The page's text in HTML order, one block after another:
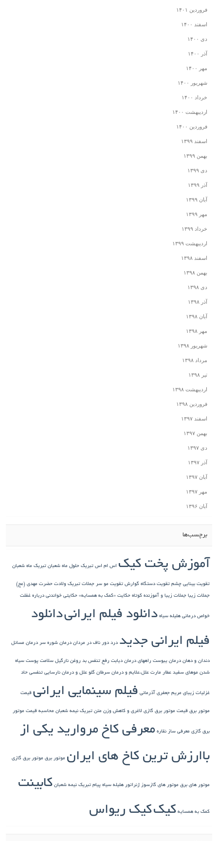
فروردین ۱۴۰۱
اسفند ۱۴۰۰
دی ۱۴۰۰
آذر ۱۴۰۰
مهر ۱۴۰۰
شهریور ۱۴۰۰
خرداد ۱۴۰۰
اردیبهشت ۱۴۰۰
فروردین ۱۴۰۰
اسفند ۱۳۹۹
بهمن ۱۳۹۹
دی ۱۳۹۹
آذر ۱۳۹۹
آبان ۱۳۹۹
مهر ۱۳۹۹
خرداد ۱۳۹۹
اردیبهشت ۱۳۹۹
اسفند ۱۳۹۸
بهمن ۱۳۹۸
دی ۱۳۹۸
آذر ۱۳۹۸
آبان ۱۳۹۸
مهر ۱۳۹۸
شهریور ۱۳۹۸
مرداد ۱۳۹۸
تیر ۱۳۹۸
اردیبهشت ۱۳۹۸
فروردین ۱۳۹۸
اسفند ۱۳۹۷
بهمن ۱۳۹۷
دی ۱۳۹۷
آذر ۱۳۹۷
آبان ۱۳۹۷
مهر ۱۳۹۷
آبان ۱۳۹۶
برچسب‌ها
آموزش پخت کیک اس ام اس تبریک حلول ماه شعبان تبریک ماه شعبان
تقویت بینایی چشم تقویت دستگاه گوارش تقویت مو سر جملات تبریک ولادت حضرت مهدی (عج)
جملات زیبا جملات زیبا و آموزنده کوتاه حکایت «کمک به همسایه» حکایتی خواندنی درباره غفلت
خواص درمانی هلیله سیاه دانلود فیلم ایرانیدانلود
فیلم ایرانی جدید درد دور ناف در مردان درمان شوره سر درمان مسائل
دندان و دهان درمان یبوست راههای درمان دیابت رفع تنفس بد روغن نارگیل سلامت پوست سیاه
شدن موهای سفید عطار مارت علل،علایم و درمان سرطان گلو علل و درمان نارسایی تنفسی حاد
غزلیات زیبای مریم جعفری آذرمانی فیلم سینمایی ایرانی قیمت
موتور برق قیمت موتور برق گازی لاغری و کاهش وزن متن تبریک نیمه شعبان محاسبه قیمت موتور
برق گازی معرفی ساز نقاره معرفی کاخ مروارید یکی از
باارزش ترین کاخ های ایران موتور برق موتور برق گازی
موتور های برق موتور های گازسوز ژنراتور هلیله سیاه پیام تبریک نیمه شعبان کابینت
کمک به همسایه کیککیک ریواس